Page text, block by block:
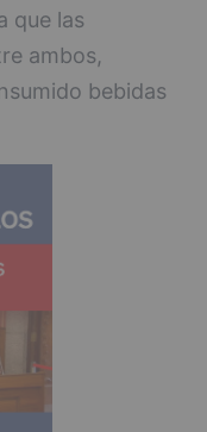
que las
ambos,
bebidas